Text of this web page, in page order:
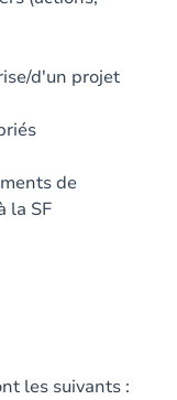
d'un projet
de
la SF
les suivants :